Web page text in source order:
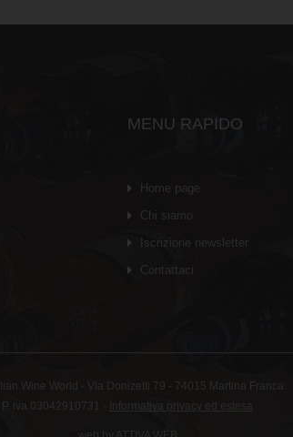
MENU RAPIDO
Home page
Chi siamo
Iscrizione newsletter
Contattaci
Wine World - Via Donizetti 79 - 74015 Martina Franca
P. iva 03042910731 - Informativa privacy ed estesa